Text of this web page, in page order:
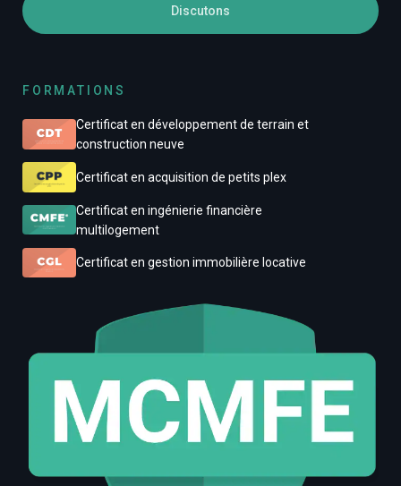
Discutons
FORMATIONS
Certificat en développement de terrain et
construction neuve
Certificat en acquisition de petits plex
Certificat en ingénierie financière
multilogement
Certificat en gestion immobilière locative